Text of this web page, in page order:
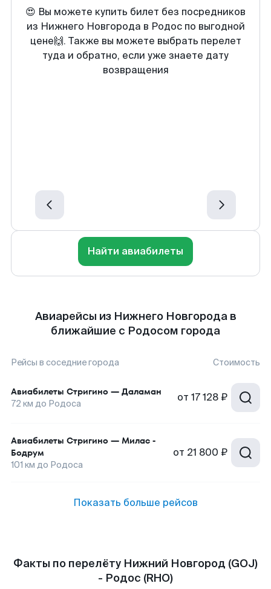
😍 Вы можете купить билет без посредников
из Нижнего Новгорода в Родос по выгодной
цене🙌. Также вы можете выбрать перелет
туда и обратно, если уже знаете дату
возвращения
Найти авиабилеты
Авиарейсы из Нижнего Новгорода в
ближайшие с Родосом города
Рейсы в соседние города Стоимость
Авиабилеты Стригино — Даламан
72 км до Родоса от 17 128 ₽
Авиабилеты Стригино — Милас -
Бодрум
101 км до Родоса
от 21 800 ₽
Показать больше рейсов
Факты по перелёту Нижний Новгород (GOJ)
- Родос (RHO)